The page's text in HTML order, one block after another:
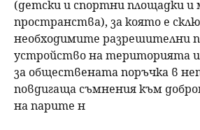
(детски и спортни площадки и
пространства), за която е
необходимите разрешителни
устройство на територията и
за обществената поръчка в
повдигащa съмнения към
на парите н